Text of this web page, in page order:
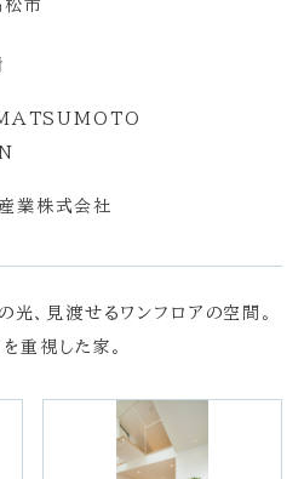
松市
業株式会社
光、見渡せるワンフロアの空間。
重視した家。